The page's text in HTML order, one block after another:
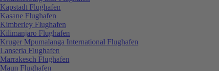
Kapstadt Flughafen
Kasane Flughafen
Kimberley Flughafen
Kilimanjaro Flughafen
Kruger Mpumalanga International Flughafen
Lanseria Flughafen
Marrakesch Flughafen
Maun Flughafen